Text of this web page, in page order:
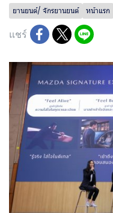
ยานยนต์/ จักรยานยนต์ หน้าแรก
แชร์